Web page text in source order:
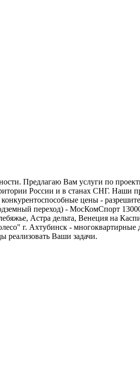
Предлагаю Вам услуги по
России и в станах СНГ. Наши
цены -
переход) - МосКомСпорт
Астра дельта, Венеция на
г. Ахтубинск - многоквартирные
реализовать Ваши задачи.